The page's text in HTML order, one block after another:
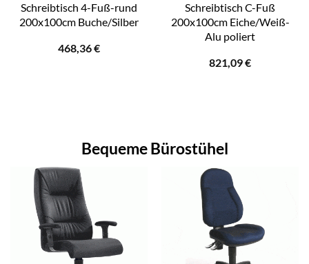
Schreibtisch 4-Fuß-rund
200x100cm Buche/Silber
468,36€
Schreibtisch C-Fuß
200x100cm Eiche/Weiß-
Alu poliert
821,09€
Bequeme Bürostühel